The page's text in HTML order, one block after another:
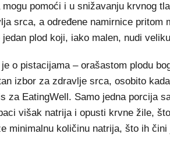
mogu pomoći i u snižavanju krvnog
srca, a određene namirnice pritom
jedan plod koji, iako malen, nudi
o pistacijama – orašastom plodu
izbor za zdravlje srca, osobito
za EatingWell. Samo jedna porcija
višak natrija i opusti krvne žile,
minimalnu količinu natrija, što ih